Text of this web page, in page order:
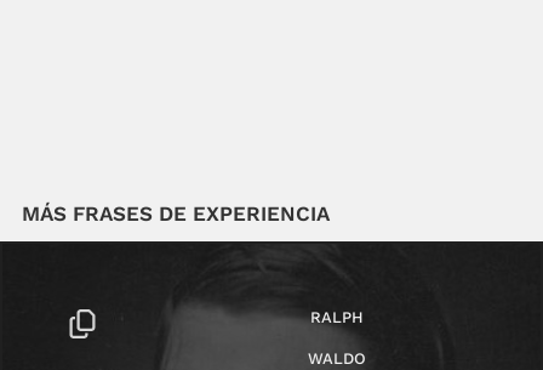
MÁS FRASES DE EXPERIENCIA
RALPH
WALDO